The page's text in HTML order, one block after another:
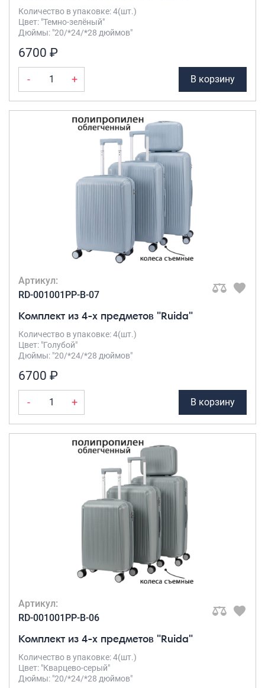
Сумки поясные
Сумки пляжные
Сумки-рюкзаки на колёсах
Рюкзаки
Рюкзаки городские
Рюкзаки школьные
Рюкзаки подростковые
Ранцы школьные
Рюкзаки детские
Рюкзаки туристические
Рюкзаки для охоты-рыбалки
Рюкзаки на колесах
ШОППЕРЫ
Аксессуары
Чехлы для чемоданов
Количество в упаковке: 4(шт.)
Цвет: "Темно-зелёный"
Дюймы: "20/*24/*28 дюймов"
6700 ₽
- + В корзину
Артикул:
RD-001001PP-B-07
Комплект из 4-х предметов "Ruida"
Количество в упаковке: 4(шт.)
Цвет: "Голубой"
Дюймы: "20/*24/*28 дюймов"
6700 ₽
- + В корзину
Артикул:
RD-001001PP-B-06
Комплект из 4-х предметов "Ruida"
Количество в упаковке: 4(шт.)
Цвет: "Кварцево-серый"
Дюймы: "20/*24/*28 дюймов"